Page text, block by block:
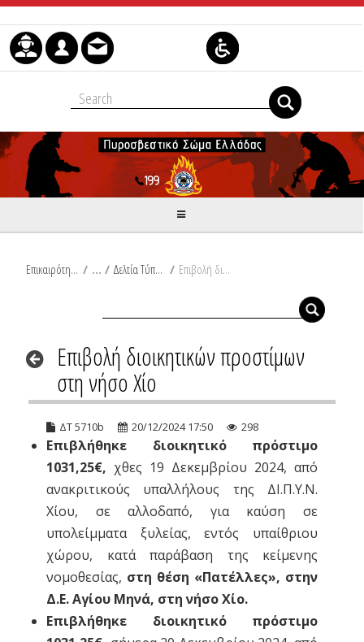
Skip to Content
Επικαιρότητα / Δελτία Τύπου / Επιβολή διοικητικών προστίμων στη νήσο Χίο
Επιβολή διοικητικών προστίμων
στη νήσο Χίο
ΔΤ 5710b 20/12/2024 17:50 298
Επιβλήθηκε διοικητικό πρόστιμο
1031,25€, χθες 19 Δεκεμβρίου 2024, από
ανακριτικούς υπαλλήλους της ΔΙ.Π.Υ.Ν.
Χίου, σε αλλοδαπό, για καύση σε
υπολείμματα ξυλείας, εντός υπαίθριου
χώρου, κατά παράβαση της κείμενης
νομοθεσίας, στη θέση «Πατέλλες», στην
Δ.Ε. Αγίου Μηνά, στη νήσο Χίο.
Επιβλήθηκε διοικητικό πρόστιμο